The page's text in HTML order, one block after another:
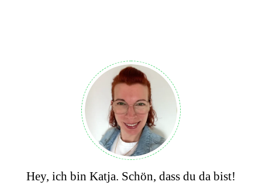
Hey, ich bin Katja. Schön, dass du da bist!